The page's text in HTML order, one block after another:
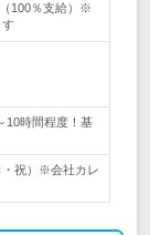
100％支給）※
す
10時間程度！基
・祝）※会社カレ